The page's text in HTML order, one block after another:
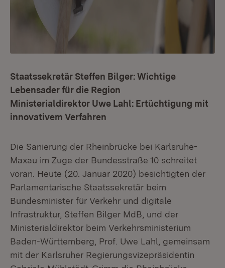
Staatssekretär Steffen Bilger: Wichtige
Lebensader für die Region
Ministerialdirektor Uwe Lahl: Ertüchtigung mit
innovativem Verfahren
Die Sanierung der Rheinbrücke bei Karlsruhe-
Maxau im Zuge der Bundesstraße 10 schreitet
voran. Heute (20. Januar 2020) besichtigten der
Parlamentarische Staatssekretär beim
Bundesminister für Verkehr und digitale
Infrastruktur, Steffen Bilger MdB, und der
Ministerialdirektor beim Verkehrsministerium
Baden-Württemberg, Prof. Uwe Lahl, gemeinsam
mit der Karlsruher Regierungsvizepräsidentin